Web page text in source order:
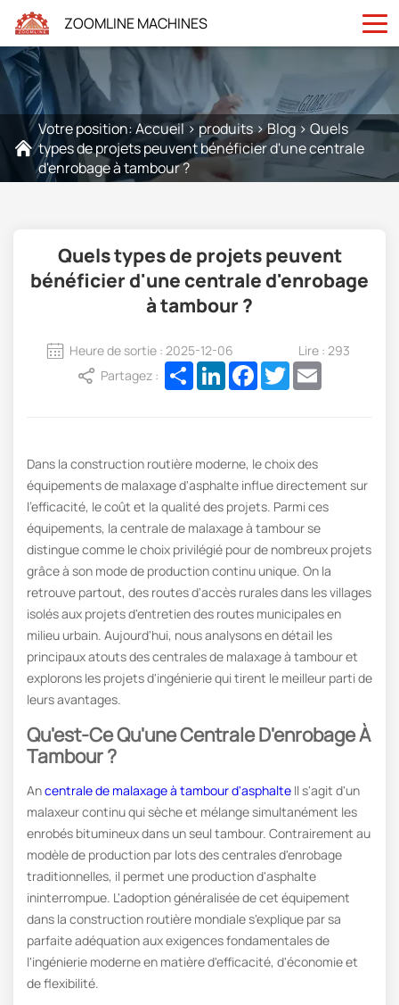
ZOOMLINE MACHINES
Votre position:Accueil> produits>Blog > Quels
types de projets peuvent bénéficier d'une centrale
d'enrobage à tambour ?
Quels types de projets peuvent
bénéficier d'une centrale d'enrobage
à tambour ?
Heure de sortie : 2025-12-06
Lire : 293
Partagez :
ShareLinkedInFacebook
Twitter
Dans la construction routière moderne, le choix des
équipements de malaxage d'asphalte influe directement sur
l'efficacité, le coût et la qualité des projets. Parmi ces
équipements, la centrale de malaxage à tambour se
distingue comme le choix privilégié pour de nombreux projets
grâce à son mode de production continu unique. On la
retrouve partout, des routes d'accès rurales dans les villages
isolés aux projets d'entretien des routes municipales en
milieu urbain. Aujourd'hui, nous analysons en détail les
principaux atouts des centrales de malaxage à tambour et
explorons les projets d'ingénierie qui tirent le meilleur parti de
leurs avantages.
Qu'est-Ce Qu'une Centrale D'enrobage À
Tambour ?
Ancentrale de malaxage à tambour d'asphalte Il s'agit d'un
malaxeur continu qui sèche et mélange simultanément les
enrobés bitumineux dans un seul tambour. Contrairement au
modèle de production par lots des centrales d'enrobage
traditionnelles, il permet une production d'asphalte
ininterrompue. L'adoption généralisée de cet équipement
dans la construction routière mondiale s'explique par sa
parfaite adéquation aux exigences fondamentales de
l'ingénierie moderne en matière d'efficacité, d'économie et
de flexibilité.